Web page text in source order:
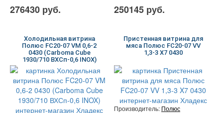
276430 руб. 250145 руб.
Холодильная витрина
Полюс FC20-07 VM 0,6-2
0430 (Carboma Cube
1930/710 ВХСп-0,6 INOX)
Пристенная витрина для
мяса Полюс FC20-07 VV
1,3-3 X7 0430
Производитель: Полюс